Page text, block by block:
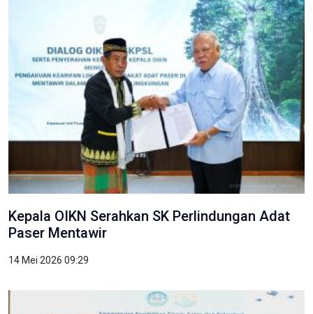
Kepala OIKN Serahkan SK Perlindungan Adat
Paser Mentawir
14 Mei 2026 09:29